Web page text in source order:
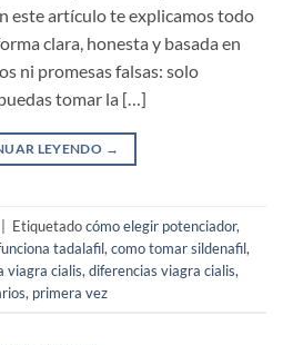
este artículo te explicamos todo
clara, honesta y basada en
ni promesas falsas: solo
tomar la […]
LEYENDO →
Etiquetadocómo elegir potenciador,
tadalafil, como tomar sildenafil,
viagra cialis, diferencias viagra cialis,
, primera vez